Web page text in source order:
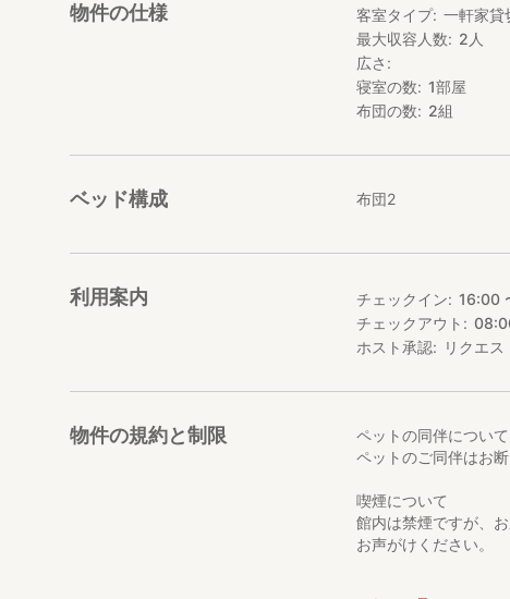
当宿の自慢は、薪で
薪焚きならではのや
・お申し込み方法：
い。こちらでお沸か
・シャワー： 五右衛
専用の洗濯機を完備
い。
・お洗濯： 洗濯機を
・シーツ交換： 3日
・お部屋清掃： チェ
越しください。
レンタカーの場合こ
◾️JR新大阪駅から車
◾️嵯峨野線 亀岡駅
物件の仕様 客室タイプ 一軒家貸
最大収容人数
2 人
広さ
寝室の数
1部屋
布団の数
2組
ベッド構成 布団2
利用案内 チェックイン
16:00
チェックアウト
ホスト承認
リクエス
物件の規約と制限
ペットの同伴について
ペットのご同伴はお断
喫煙について
館内は禁煙ですが、
お声がけください。